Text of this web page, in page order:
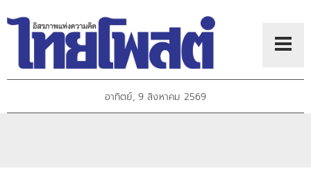
อาทิตย์, 9 สิงหาคม 2569